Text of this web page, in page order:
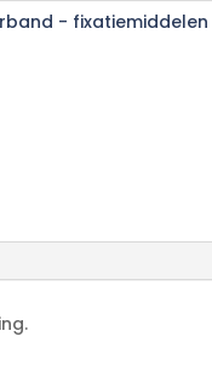
- fixatiemiddelen